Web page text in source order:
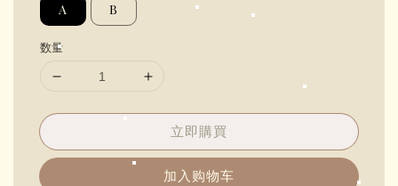
A B
数量
立即購買
加入购物车